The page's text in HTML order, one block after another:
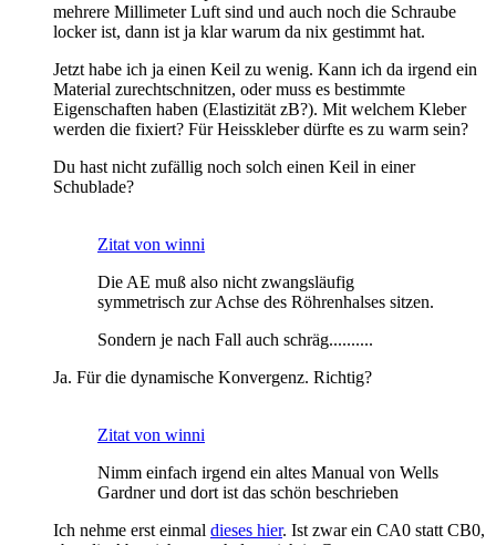
mehrere Millimeter Luft sind und auch noch die Schraube
locker ist, dann ist ja klar warum da nix gestimmt hat.
Jetzt habe ich ja einen Keil zu wenig. Kann ich da irgend ein
Material zurechtschnitzen, oder muss es bestimmte
Eigenschaften haben (Elastizität zB?). Mit welchem Kleber
werden die fixiert? Für Heisskleber dürfte es zu warm sein?
Du hast nicht zufällig noch solch einen Keil in einer
Schublade?
Zitat von winni
Die AE muß also nicht zwangsläufig
symmetrisch zur Achse des Röhrenhalses sitzen.
Sondern je nach Fall auch schräg..........
Ja. Für die dynamische Konvergenz. Richtig?
Zitat von winni
Nimm einfach irgend ein altes Manual von Wells
Gardner und dort ist das schön beschrieben
Ich nehme erst einmal dieses hier. Ist zwar ein CA0 statt CB0,